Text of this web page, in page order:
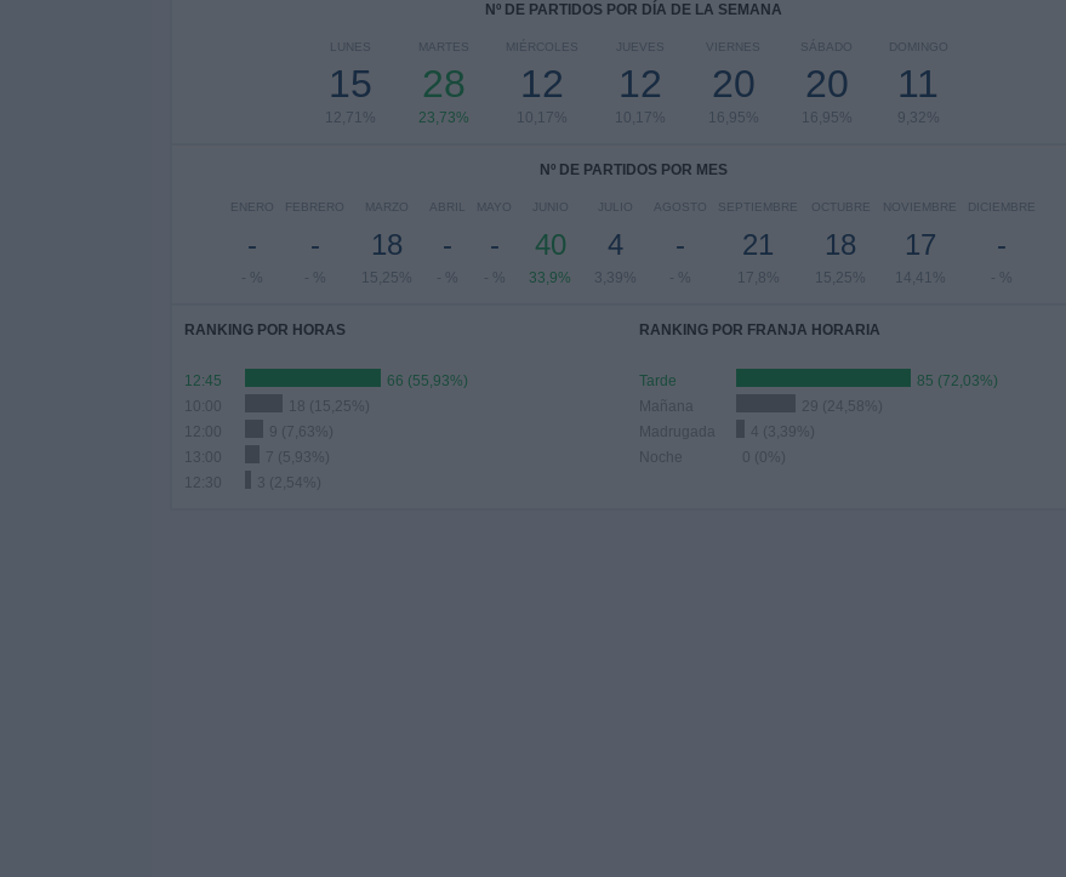
Nº DE PARTIDOS POR DÍA DE LA SEMANA
LUNES
15
12,71%
MARTES
28
23,73%
MIÉRCOLES
12
10,17%
JUEVES
12
10,17%
VIERNES
20
16,95%
SÁBADO
20
16,95%
DOMINGO
11
9,32%
Nº DE PARTIDOS POR MES
ENERO
-
- %
FEBRERO
-
- %
MARZO
18
15,25%
ABRIL
-
- %
MAYO
-
- %
JUNIO
40
33,9%
JULIO
4
3,39%
AGOSTO
-
- %
SEPTIEMBRE
21
17,8%
OCTUBRE
18
15,25%
NOVIEMBRE
17
14,41%
DICIEMBRE
-
- %
RANKING POR HORAS
12:45
66 (55,93%)
18 (15,25%)
12:00
9 (7,63%)
13:00
7 (5,93%)
12:30
3 (2,54%)
RANKING POR FRANJA HORARIA
Tarde
85 (72,03%)
Mañana
29 (24,58%)
Madrugada
4 (3,39%)
Noche
0 (0%)